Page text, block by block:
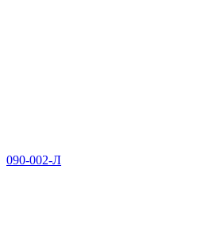
090-002-Л